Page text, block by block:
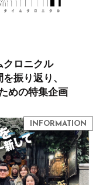
ロニクル
振り返り、
めの特集企画